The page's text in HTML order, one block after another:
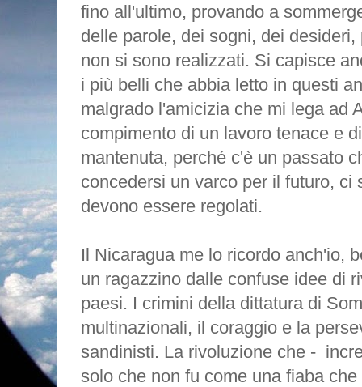
fino all'ultimo, provando a
delle parole, dei sogni, dei
non si sono realizzati. Si capisce
i più belli che abbia letto in questi
malgrado l'amicizia che mi lega ad
compimento di un lavoro tenace e
mantenuta, perché c'è un passato
concedersi un varco per il futuro, ci
devono essere regolati.
Il Nicaragua me lo ricordo anch'io,
un ragazzino dalle confuse idee di
paesi. I crimini della dittatura di
multinazionali, il coraggio e la
sandinisti. La rivoluzione che -
solo che non fu come una fiaba